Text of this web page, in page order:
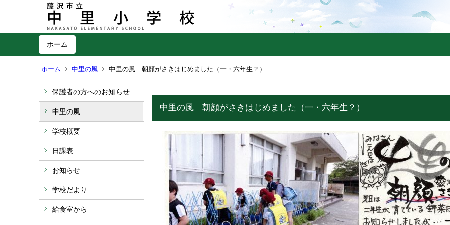
ホーム
ホーム 中里の風 中里の風 朝顔がさきはじめました（一・六年生？）
保護者の方へのお知らせ
中里の風
学校概要
日課表
お知らせ
学校だより
給食室から
中里の風 朝顔がさきはじめました（一・六年生？）